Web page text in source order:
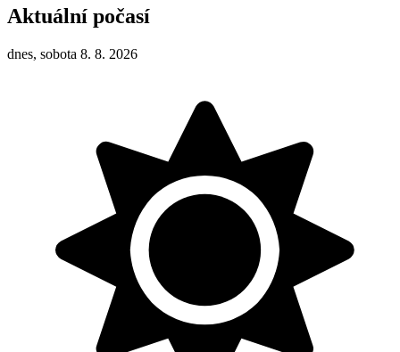
Aktuální počasí
dnes, sobota 8. 8. 2026